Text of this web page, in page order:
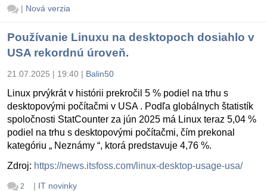
| Nová verzia
Používanie Linuxu na desktopoch dosiahlo v
USA rekordnú úroveň.
21.07.2025 | 19:40 | Balin50
Linux prvýkrát v histórii prekročil 5 % podiel na trhu s
desktopovými počítačmi v USA . Podľa globálnych štatistík
spoločnosti StatCounter za jún 2025 má Linux teraz 5,04 %
podiel na trhu s desktopovými počítačmi, čím prekonal
kategóriu „ Neznámy “, ktorá predstavuje 4,76 %.
Zdroj: https://news.itsfoss.com/linux-desktop-usage-usa/
2 | IT novinky